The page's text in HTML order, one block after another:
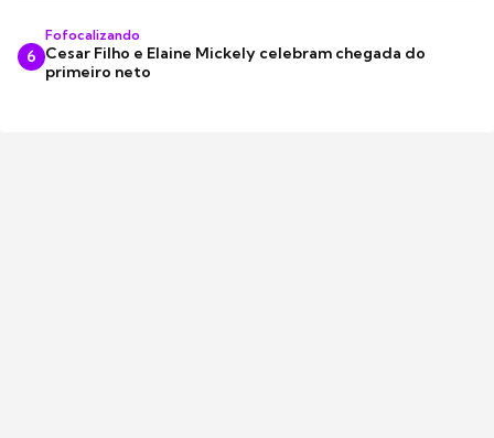
6
Fofocalizando
Cesar Filho e Elaine Mickely celebram chegada do
primeiro neto